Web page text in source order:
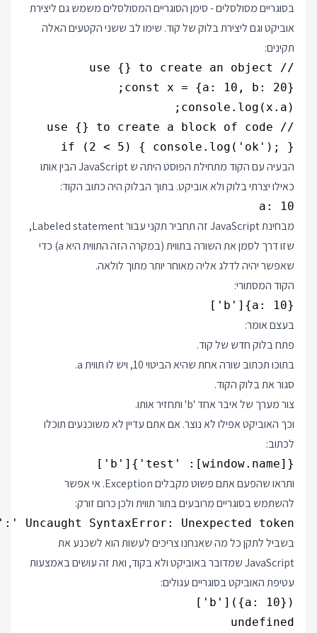
בסוגריים מסולסלים - סימן הסוגריים המסולסלים משמש גם ליצירת
אוביקט וגם ליצירת בלוק של קוד. שימו לב ששני הקטעים האלה
תקינים:
console.log(x.a);
if (2 < 5) { console.log('ok'); }
הבעיה עם הקוד מתחילת הפוסט היתה ש JavaScript הבין אותו
כאילו יצרתי בלוק ולא אוביקט. בתוך הבלוק היה כתוב הקוד:
a: 10
מבחינת JavaScript זה תחביר תקני עבור Labeled statement
,
שזו דרך לסמן את השורה בתווית (במקרה הזה התווית היא a) כדי
שאפשר יהיה לדלג אליה מאוחר יותר מתוך לולאה.
הקוד המסתורי:
{a: 10}['b']
בעצם אומר:
פתח בלוק חדש של קוד.
בתוכו תכתוב שורה אחת שהיא הביטוי 10, ויש לו תווית a.
סגור את בלוק הקוד.
צור מערך של איבר אחד 'b' ותחזיר אותו.
וכך האוביקט אפילו לא נוצר. אם אתם עדיין לא משוכנעים תוכלו
לכתוב:
{[window.name]: 'test'}['b']
ותראו שהפעם אתם פשוט מקבלים Exception. אי אפשר
להשתמש בסוגריים מרובעים בתור תווית ולכן כרום זורק:
Uncaught SyntaxError: Unexpected token ':'
בשביל לתקן כל מה שאנחנו צריכים לעשות הוא לשכנע את
JavaScript שמדובר באוביקט ולא בקוד, ואת זה עושים באמצעות
עטיפת האוביקט בסוגריים עגולים:
undefined